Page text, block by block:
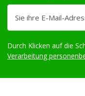
Durch Klicken auf die
Verarbeitung